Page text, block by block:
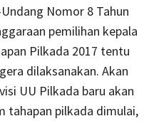
Nomor 8 Tahun
pemilihan kepala
Pilkada 2017 tentu
dilaksanakan. Akan
UU Pilkada baru akan
tahapan pilkada dimulai,